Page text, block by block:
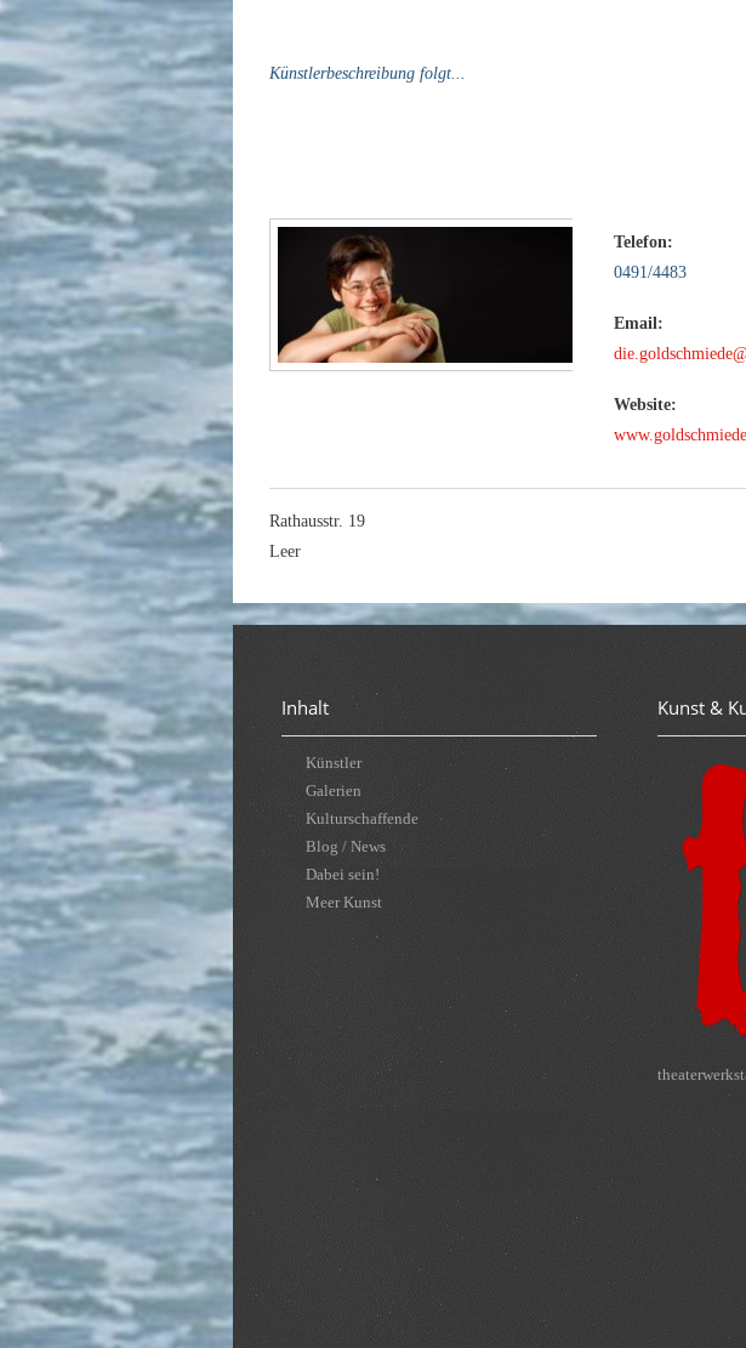
Künstlerbeschreibung folgt...
Telefon:
0491/4483
Email:
Website:
Rathausstr. 19
Leer
Inhalt
Künstler
Galerien
Kulturschaffende
Blog / News
Dabei sein!
Meer Kunst
Kunst &